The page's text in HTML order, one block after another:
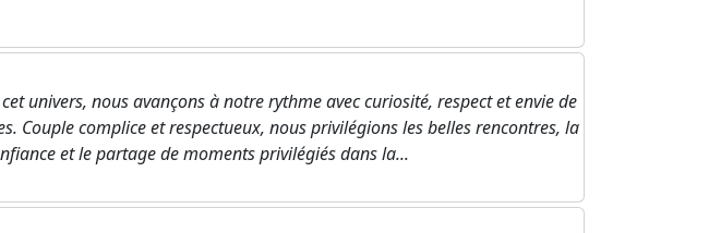
univers, nous avançons à notre rythme avec curiosité, respect et envie de
Couple complice et respectueux, nous privilégions les belles rencontres, la
et le partage de moments privilégiés dans la...